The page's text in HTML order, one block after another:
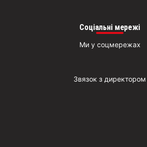
Соціальні мережі
Ми у соцмережах
Звязок з директором